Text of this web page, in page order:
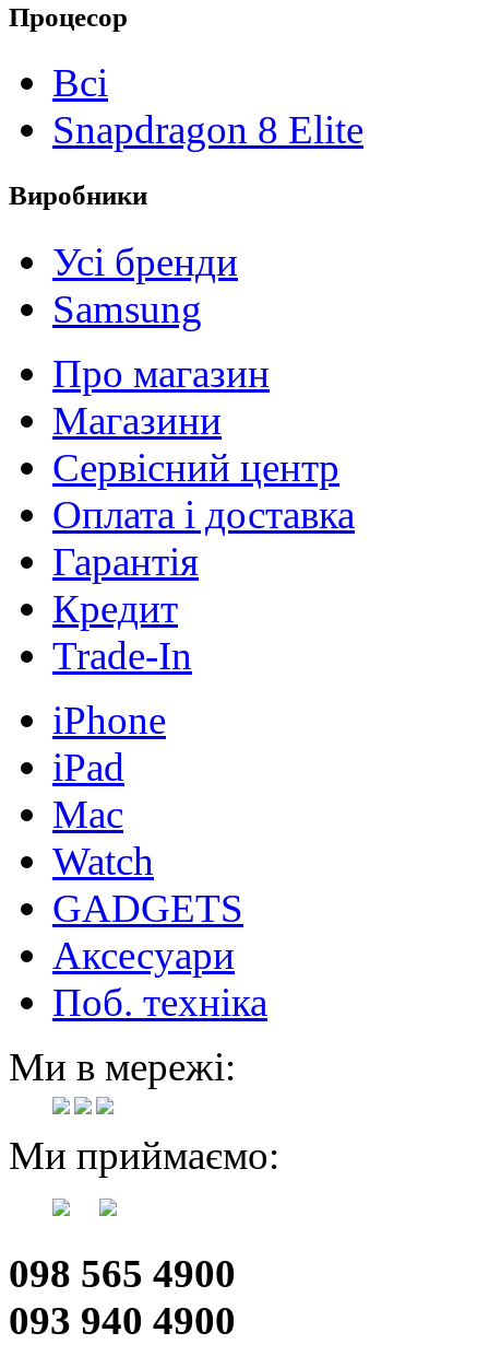
Процесор
Всі
Snapdragon 8 Elite
Виробники
Усі бренди
Samsung
Про магазин
Магазини
Сервісний центр
Оплата і доставка
Гарантія
Кредит
Trade-In
iPhone
iPad
Mac
Watch
GADGETS
Аксесуари
Поб. техніка
Ми в мережі:
Ми приймаємо:
098 565 4900
093 940 4900